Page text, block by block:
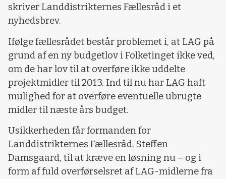
skriver Landdistrikternes Fællesråd i et
nyhedsbrev.
Ifølge fællesrådet består problemet i, at LAG på
grund af en ny budgetlov i Folketinget ikke ved,
om de har lov til at overføre ikke uddelte
projektmidler til 2013. Ind til nu har LAG haft
mulighed for at overføre eventuelle ubrugte
midler til næste års budget.
Usikkerheden får formanden for
Landdistrikternes Fællesråd, Steffen
Damsgaard, til at kræve en løsning nu – og i
form af fuld overførselsret af LAG-midlerne fra